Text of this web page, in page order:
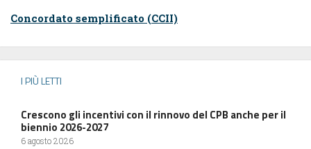
Concordato semplificato (CCII)
I PIÙ LETTI
Crescono gli incentivi con il rinnovo del CPB anche per il
biennio 2026-2027
6 agosto 2026